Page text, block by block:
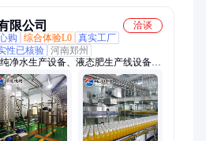
限公司
洽谈
购 综合体验L0 真实工厂
性已核验 河南郑州
净水生产设备、液态肥生产线设备、
生产设备、果汁饮料生产设备、果醋
设备、格瓦斯饮料生产设备、功能饮
不锈钢发酵罐、米酒生产设备、黄酒
果酱生产设备、草莓酱生产设备、水
生产设备、蜂蜜生产设备、食用醋生